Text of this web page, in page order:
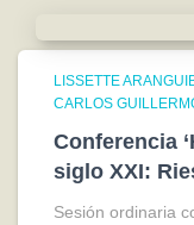
LISSETTE
CARLOS
Conferencia
siglo XXI:
Sesión ordinaria